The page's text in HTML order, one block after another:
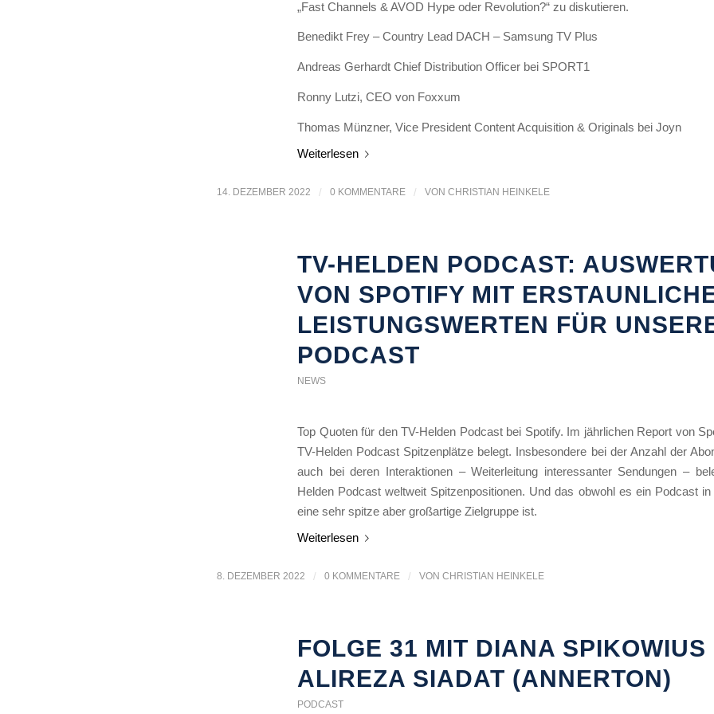
„Fast Channels & AVOD Hype oder Revolution?“ zu diskutieren.
Benedikt Frey – Country Lead DACH – Samsung TV Plus
Andreas Gerhardt Chief Distribution Officer bei SPORT1
Ronny Lutzi, CEO von Foxxum
Thomas Münzner, Vice President Content Acquisition & Originals bei Joyn
Weiterlesen
14. DEZEMBER 2022 / 0 KOMMENTARE / VON CHRISTIAN HEINKELE
TV-HELDEN PODCAST:
VON SPOTIFY MIT
LEISTUNGSWERTEN FÜR
PODCAST
NEWS
Top Quoten für den TV-Helden Podcast bei Spotify. Im jährlichen Report von
TV-Helden Podcast Spitzenplätze belegt. Insbesondere bei der Anzahl der
auch bei deren Interaktionen – Weiterleitung interessanter Sendungen –
Helden Podcast weltweit Spitzenpositionen. Und das obwohl es ein Podcast
eine sehr spitze aber großartige Zielgruppe ist.
Weiterlesen
8. DEZEMBER 2022 / 0 KOMMENTARE / VON CHRISTIAN HEINKELE
FOLGE 31 MIT DIANA SPIKOWIUS
ALIREZA SIADAT (ANNERTON)
PODCAST